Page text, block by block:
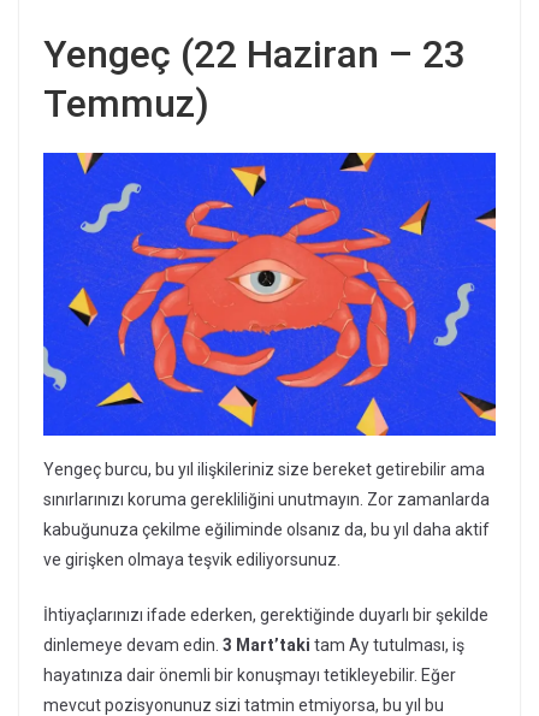
Yengeç (22 Haziran – 23
Temmuz)
Yengeç burcu, bu yıl ilişkileriniz size bereket getirebilir ama
sınırlarınızı koruma gerekliliğini unutmayın. Zor zamanlarda
kabuğunuza çekilme eğiliminde olsanız da, bu yıl daha aktif
ve girişken olmaya teşvik ediliyorsunuz.
İhtiyaçlarınızı ifade ederken, gerektiğinde duyarlı bir şekilde
dinlemeye devam edin. 3 Mart’taki tam Ay tutulması, iş
hayatınıza dair önemli bir konuşmayı tetikleyebilir. Eğer
mevcut pozisyonunuz sizi tatmin etmiyorsa, bu yıl bu